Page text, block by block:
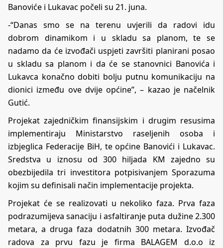
Banoviće i Lukavac počeli su 21. juna.
-“Danas smo se na terenu uvjerili da radovi idu
dobrom dinamikom i u skladu sa planom, te se
nadamo da će izvođači uspjeti završiti planirani posao
u skladu sa planom i da će se stanovnici Banovića i
Lukavca konačno dobiti bolju putnu komunikaciju na
dionici između ove dvije općine”, – kazao je načelnik
Gutić.
Projekat zajedničkim finansijskim i drugim resusima
implementiraju Ministarstvo raseljenih osoba i
izbjeglica Federacije BiH, te općine Banovići i Lukavac.
Sredstva u iznosu od 300 hiljada KM zajedno su
obezbijedila tri investitora potpisivanjem Sporazuma
kojim su definisali način implementacije projekta.
Projekat će se realizovati u nekoliko faza. Prva faza
podrazumijeva sanaciju i asfaltiranje puta dužine 2.300
metara, a druga faza dodatnih 300 metara. Izvođač
radova za prvu fazu je firma BALAGEM d.o.o iz